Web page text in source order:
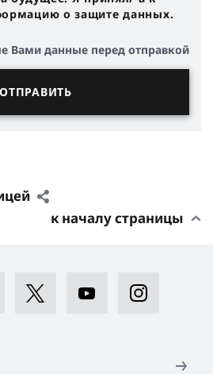
о защите данных.
Вами данные перед отправкой
к началу страницы